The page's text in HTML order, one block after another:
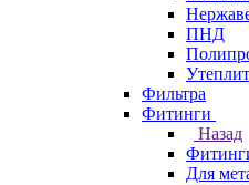
ПНД
Фильтра
Фитинги
Назад
Для